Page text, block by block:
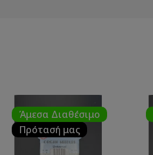
Άμεσα Διαθέσιμο
Πρότασή μας